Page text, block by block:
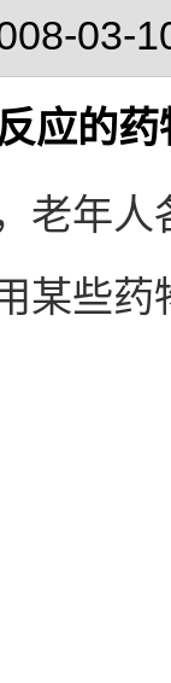
03-
应的药
老年人
某些